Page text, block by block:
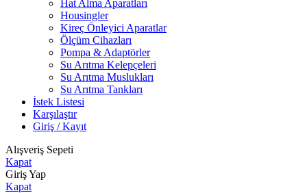
Hat Alma Aparatları
Housingler
Kireç Önleyici Aparatlar
Ölçüm Cihazları
Pompa & Adaptörler
Su Arıtma Kelepçeleri
Su Arıtma Muslukları
Su Arıtma Tankları
İstek Listesi
Karşılaştır
Giriş / Kayıt
Alışveriş Sepeti
Kapat
Giriş Yap
Kapat